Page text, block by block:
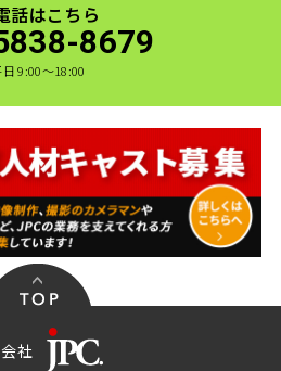
話はこちら
8679
9:00〜18:00
社